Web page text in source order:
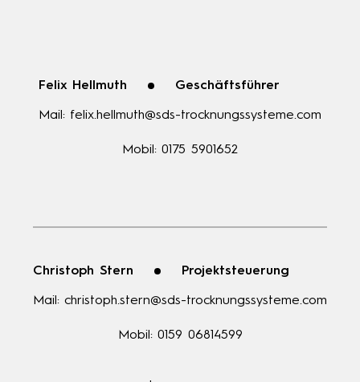
Felix Hellmuth Geschäftsführer
Mail: felix.hellmuth@sds-trocknungssysteme.com
Mobil: 0175 5901652
Christoph Stern Projektsteuerung
Mail: christoph.stern@sds-trocknungssysteme.com
Mobil: 0159 06814599